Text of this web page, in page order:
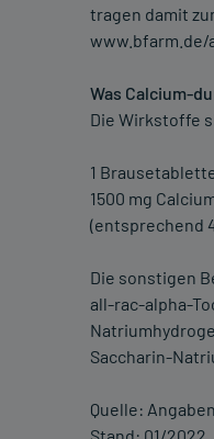
tragen damit
www.bfarm.de/
Was Calcium-
Die Wirkstoffe
1
1500 mg
(entsprechend
Die sonstigen
all-rac-alpha-
Saccharin-
Quelle: